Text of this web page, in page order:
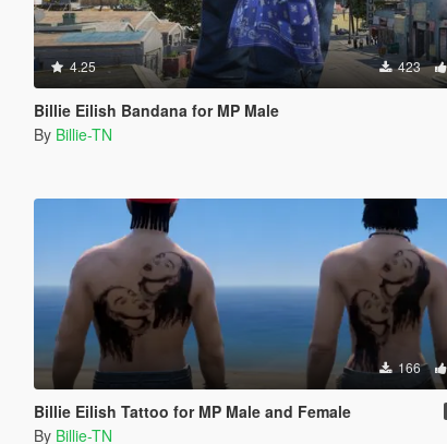
4.25 423
Billie Eilish Bandana for MP Male
By Billie-TN
166
Billie Eilish Tattoo for MP Male and Female
By Billie-TN